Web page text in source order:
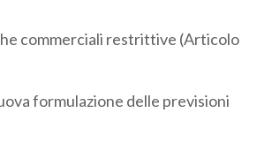
commerciali restrittive (Articolo
formulazione delle previsioni